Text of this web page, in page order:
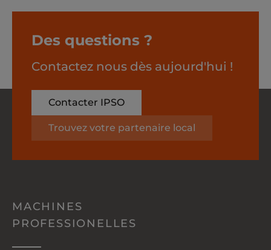
Des questions ?
Contactez nous dès aujourd'hui !
Contacter IPSO
Trouvez votre partenaire local
MACHINES
PROFESSIONELLES